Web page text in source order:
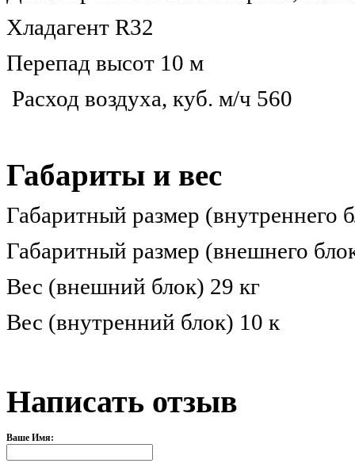
Хладагент R32
Перепад высот 10 м
Расход воздуха, куб. м/ч 560
Габариты и вес
Габаритный размер (внутреннего
Габаритный размер (внешнего
Вес (внешний блок) 29 кг
Вес (внутренний блок) 10 к
Написать отзыв
Ваше Имя: